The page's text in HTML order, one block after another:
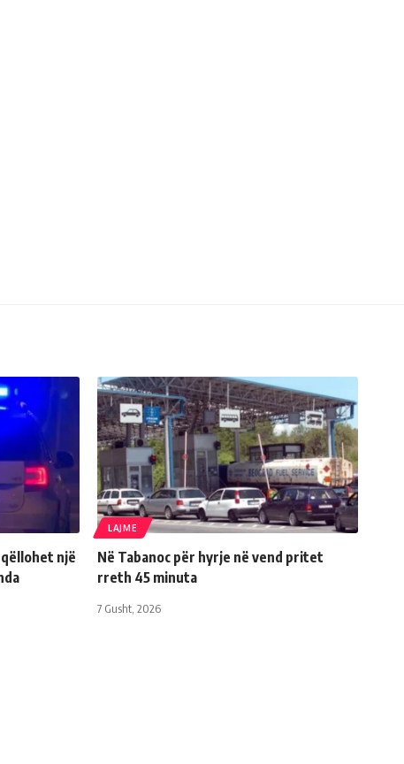
një
LAJME
Në Tabanoc për hyrje në vend pritet
rreth 45 minuta
7 Gusht, 2026